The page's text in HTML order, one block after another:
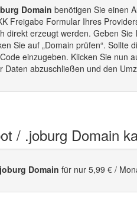
Domain benötigen Sie einen
Freigabe Formular Ihres
direkt erzeugt werden. Geben Sie
Sie auf „Domain prüfen“. Sollte
einzugeben. Klicken Sie nun
Daten abzuschließen und den
/ .joburg Domain
Domain für nur 5,99 € /